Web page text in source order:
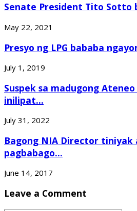
Senate President Tito Sotto
May 22, 2021
Presyo ng LPG bababa
July 1, 2019
Suspek sa madugong
inilipat...
July 31, 2022
Bagong NIA Director tiniyak
pagbabago...
June 14, 2017
Leave a Comment